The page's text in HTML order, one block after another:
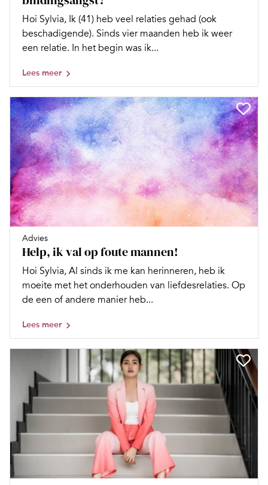
Hoi Sylvia, Ik (41) heb veel relaties gehad (ook
beschadigende). Sinds vier maanden heb ik weer
een relatie. In het begin was ik...
Lees meer
Advies
Help, ik val op foute mannen!
Hoi Sylvia, Al sinds ik me kan herinneren, heb ik
moeite met het onderhouden van liefdesrelaties. Op
de een of andere manier heb...
Lees meer